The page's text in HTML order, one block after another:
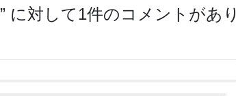
” に対して1件のコメントがあり